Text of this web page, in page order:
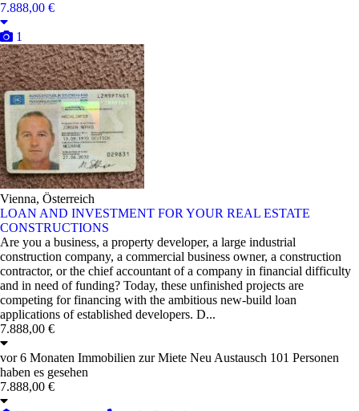
7.888,00 €
1
Vienna, Österreich
LOAN AND INVESTMENT FOR YOUR REAL ESTATE
CONSTRUCTIONS
Are you a business, a property developer, a large industrial
construction company, a commercial business owner, a construction
contractor, or the chief accountant of a company in financial difficulty
and in need of funding? Today, these unfinished projects are
competing for financing with the ambitious new-build loan
applications of established developers. D...
7.888,00 €
vor 6 Monaten Immobilien zur Miete Neu Austausch 101 Personen
haben es gesehen
7.888,00 €